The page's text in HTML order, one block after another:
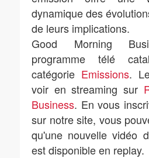
dynamique des
de leurs implications.
Good Morning
programme télé
catégorie Emissions.
voir en streaming sur
Business. En vous
sur notre site, vous
qu'une nouvelle vidéo
est disponible en replay.